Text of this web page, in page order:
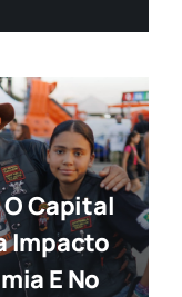
Capital
Impacto
E No